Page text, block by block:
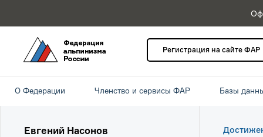
Регистрация на сайте ФАР
О Федерации Членство и сервисы ФАР Базы
Евгений Насонов